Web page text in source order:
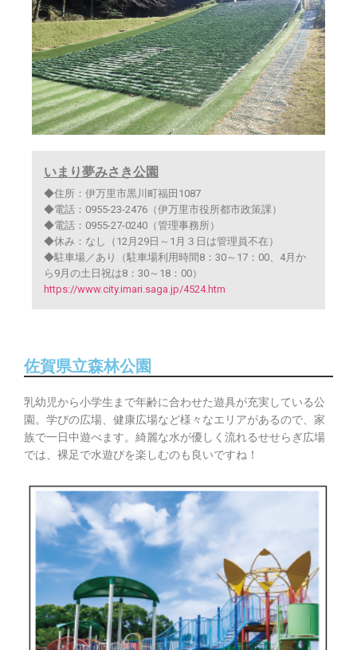
いまり夢みさき公園
◆住所：伊万里市黒川町福田1087
◆電話：0955-23-2476（伊万里市役所都市政策課）
◆電話：0955-27-0240（管理事務所）
◆休み：なし（12月29日～1月３日は管理員不在）
◆駐車場／あり（駐車場利用時間8：30～17：00、4月か
ら9月の土日祝は8：30～18：00）
https://www.city.imari.saga.jp/4524.htm
佐賀県立森林公園
乳幼児から小学生まで年齢に合わせた遊具が充実している公
園。学びの広場、健康広場など様々なエリアがあるので、家
族で一日中遊べます。綺麗な水が優しく流れるせせらぎ広場
では、裸足で水遊びを楽しむのも良いですね！